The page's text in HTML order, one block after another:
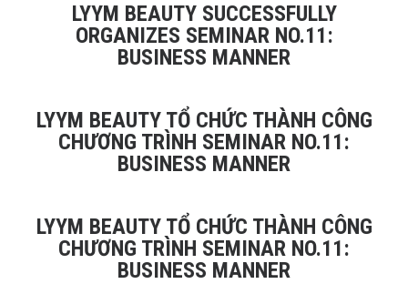
LYYM BEAUTY SUCCESSFULLY
ORGANIZES SEMINAR NO.11:
BUSINESS MANNER
LYYM BEAUTY TỔ CHỨC THÀNH CÔNG
CHƯƠNG TRÌNH SEMINAR NO.11:
BUSINESS MANNER
LYYM BEAUTY TỔ CHỨC THÀNH CÔNG
CHƯƠNG TRÌNH SEMINAR NO.11:
BUSINESS MANNER